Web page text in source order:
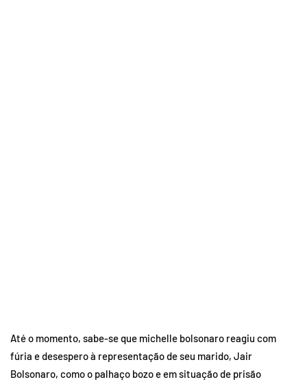
Até o momento, sabe-se que michelle bolsonaro reagiu com
fúria e desespero à representação de seu marido, Jair
Bolsonaro, como o palhaço bozo e em situação de prisão